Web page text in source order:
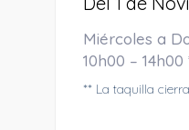
Miércoles a
10h00 –
** La taquilla